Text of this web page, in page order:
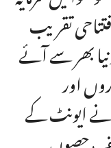
تقریب
بھر سے آئے
اور
ایونٹ کے